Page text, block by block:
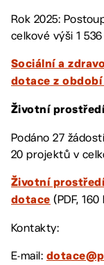
Rok 2025:
celkové výši 1
Sociální a
dotace z období
Životní
Podáno 27
20 projektů v
Životní
dotace (PDF, 160
Kontakty:
E-mail: